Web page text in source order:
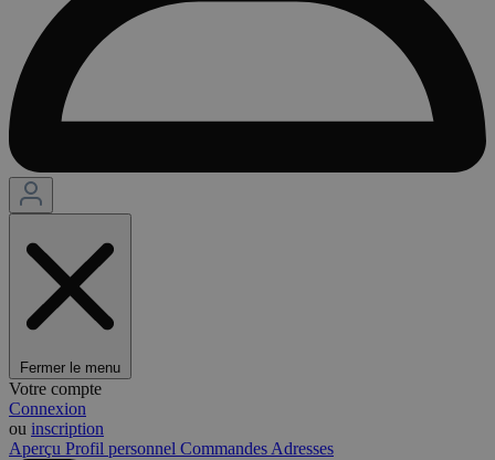
Fermer le menu
Votre compte
Connexion
ou inscription
Aperçu Profil personnel Commandes Adresses